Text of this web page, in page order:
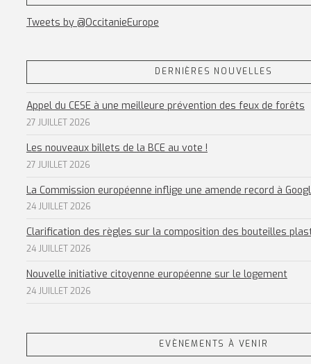
Tweets by @OccitanieEurope
DERNIÈRES NOUVELLES
Appel du CESE à une meilleure prévention des feux de forêts
27 JUILLET 2026
Les nouveaux billets de la BCE au vote !
27 JUILLET 2026
La Commission européenne inflige une amende record à
24 JUILLET 2026
Clarification des règles sur la composition des bouteilles
24 JUILLET 2026
Nouvelle initiative citoyenne européenne sur le logement
24 JUILLET 2026
EVÈNEMENTS À VENIR